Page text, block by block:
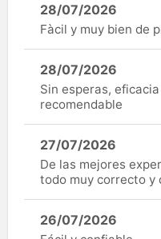
28/07/2026
Fàcil y muy bien de
28/07/2026
Sin esperas,
recomendable
27/07/2026
De las mejores
todo muy correcto y
26/07/2026